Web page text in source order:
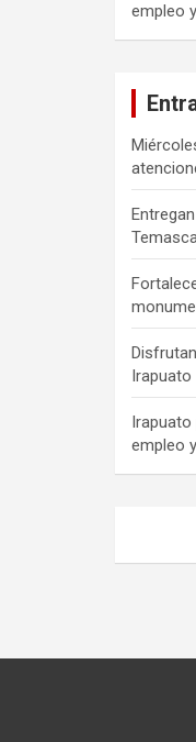
empleo
Irapuato
empleo